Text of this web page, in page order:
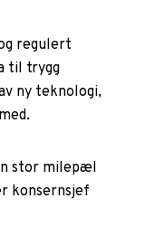
regulert
til trygg
ny teknologi,
stor milepæl
konsernsjef